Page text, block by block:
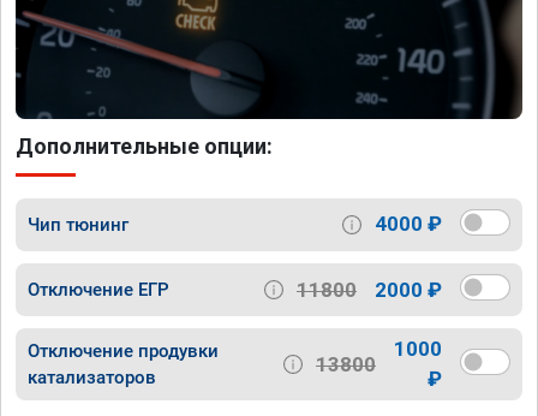
Дополнительные опции:
Чип тюнинг 4000 ₽
Отключение ЕГР 11800 2000 ₽
Отключение продувки
катализаторов
13800
1000
₽